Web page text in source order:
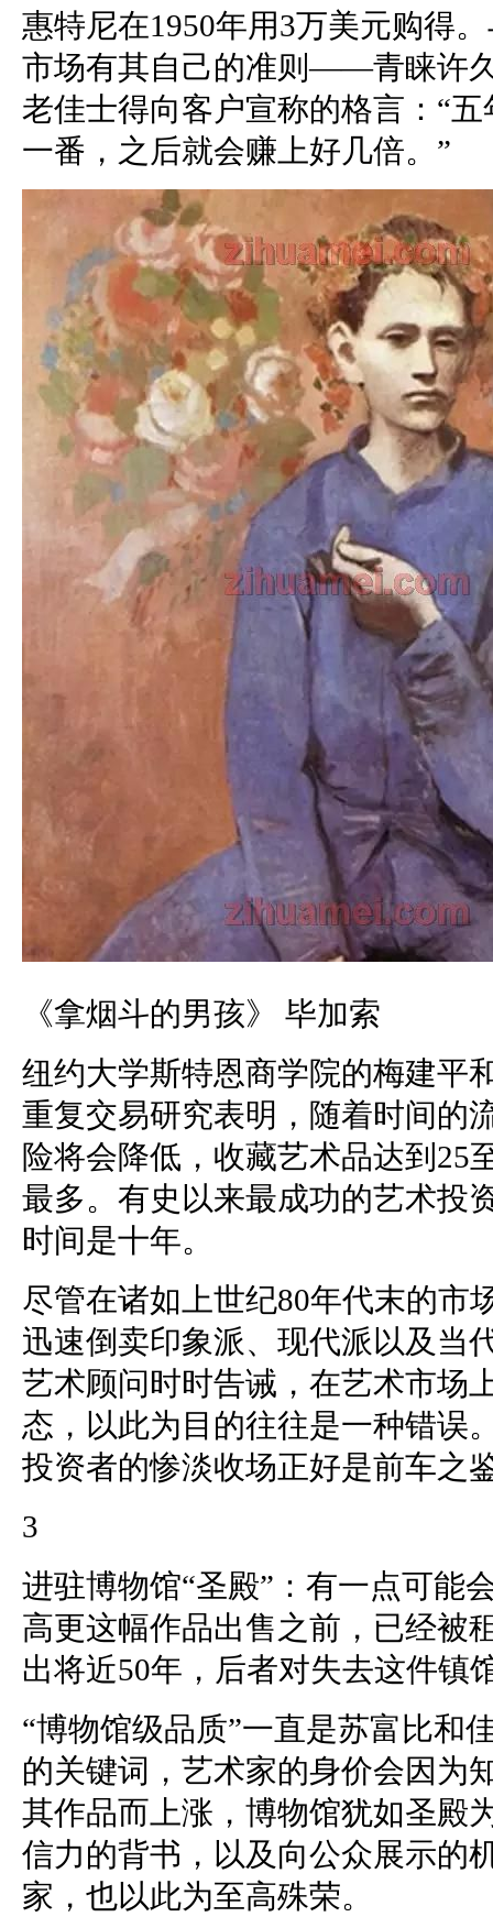
惠特尼在1950年用3万美元购得
市场有其自己的准则——青睐许
老佳士得向客户宣称的格言：“
一番，之后就会赚上好几倍。”
《拿烟斗的男孩》 毕加索
纽约大学斯特恩商学院的梅建平
重复交易研究表明，随着时间的
险将会降低，收藏艺术品达到25
最多。有史以来最成功的艺术投
时间是十年。
尽管在诸如上世纪80年代末的市
迅速倒卖印象派、现代派以及当
艺术顾问时时告诫，在艺术市场
态，以此为目的往往是一种错误
投资者的惨淡收场正好是前车之
3
进驻博物馆“圣殿”：有一点可能
高更这幅作品出售之前，已经被
出将近50年，后者对失去这件镇
“博物馆级品质”一直是苏富比和
的关键词，艺术家的身价会因为
其作品而上涨，博物馆犹如圣殿
信力的背书，以及向公众展示的
家，也以此为至高殊荣。